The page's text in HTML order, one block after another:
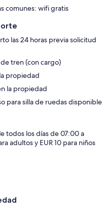
comunes: wifi gratis
las 24 horas previa solicitud
tren (con cargo)
propiedad
la propiedad
para silla de ruedas disponible
todos los días de 07:00 a
adultos y EUR 10 para niños